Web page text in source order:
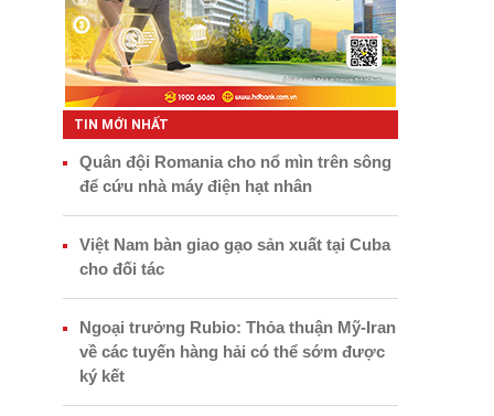
TIN MỚI NHẤT
Quân đội Romania cho nổ mìn trên sông
để cứu nhà máy điện hạt nhân
Việt Nam bàn giao gạo sản xuất tại Cuba
cho đối tác
Ngoại trưởng Rubio: Thỏa thuận Mỹ-Iran
về các tuyến hàng hải có thể sớm được
ký kết